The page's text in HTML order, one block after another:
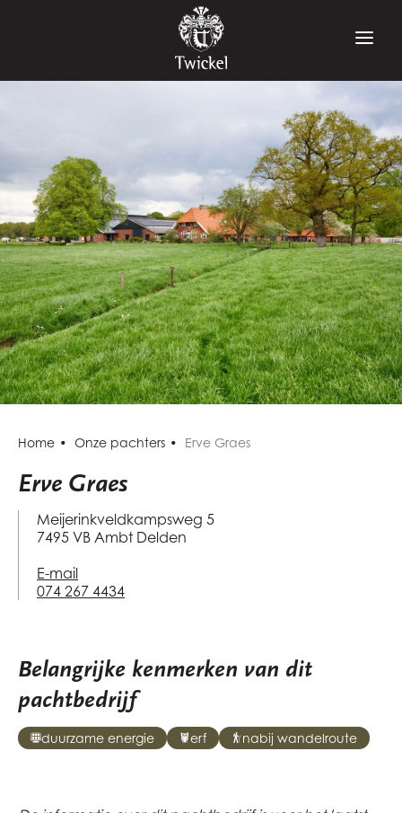
Home Onze pachters Erve Graes
Erve Graes
Meijerinkveldkampsweg 5
7495 VB Ambt Delden
E-mail
074 267 4434
Belangrijke kenmerken van dit
pachtbedrijf
duurzame energie erf nabij wandelroute